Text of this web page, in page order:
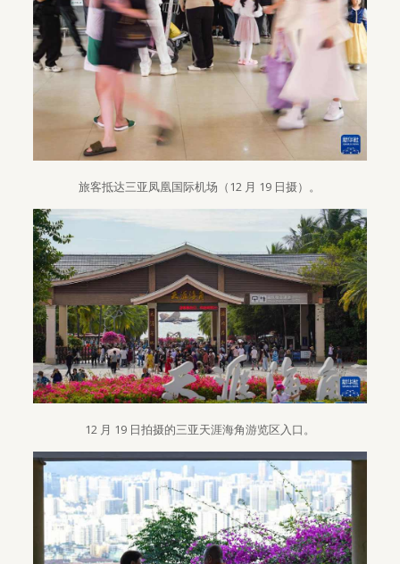
旅客抵达三亚凤凰国际机场（12 月 19 日摄）。
12 月 19 日拍摄的三亚天涯海角游览区入口。